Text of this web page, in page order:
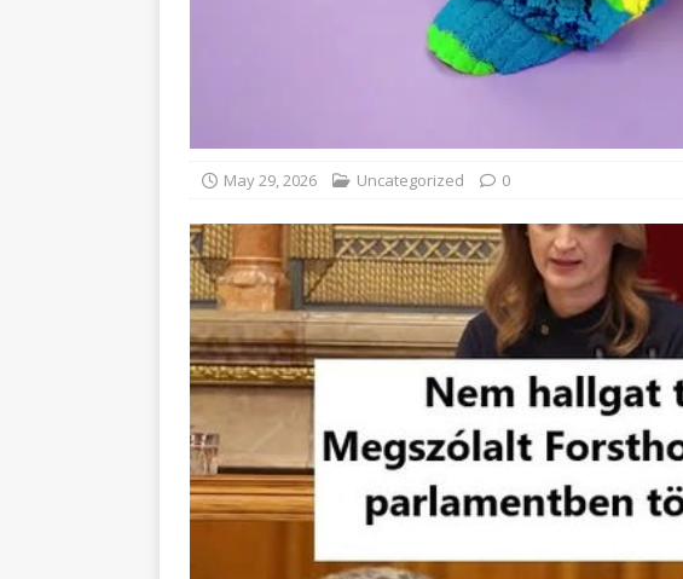
May 29, 2026 Uncategorized 0